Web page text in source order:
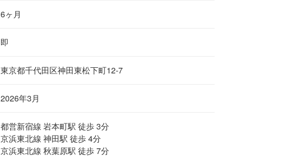
6ヶ月
即
東京都千代田区神田東松下町12-7
2026年3月
都営新宿線 岩本町駅 徒歩 3分
京浜東北線 神田駅 徒歩 4分
京浜東北線 秋葉原駅 徒歩 7分